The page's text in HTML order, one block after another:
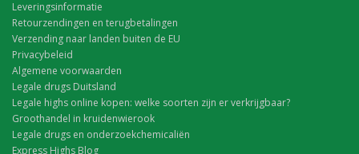
Leveringsinformatie
Retourzendingen en terugbetalingen
Verzending naar landen buiten de EU
Privacybeleid
Algemene voorwaarden
Legale drugs Duitsland
Legale highs online kopen: welke soorten zijn er verkrijgbaar?
Groothandel in kruidenwierook
Legale drugs en onderzoekchemicaliën
Express Highs Blog